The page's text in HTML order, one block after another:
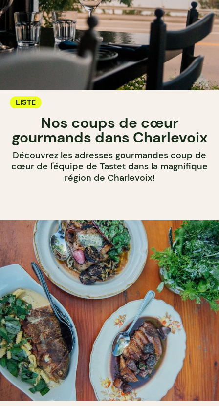
LISTE
Nos coups de cœur
gourmands dans Charlevoix
Découvrez les adresses gourmandes coup de
cœur de l'équipe de Tastet dans la magnifique
région de Charlevoix!